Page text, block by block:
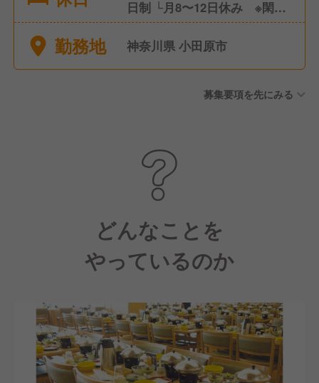
日制 └月8〜12日休み ※閑散
期・繁忙期によって変動あり
■年次有給休暇(平均年間有給
有給を使って最大8日間休めま
勤務地 神奈川県 小田原市
募集要項を先にみる
どんなことを
やっているのか